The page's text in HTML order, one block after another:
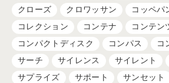
クローズ
クロワッサン コッペパ
コレクション
コンテナ
コンテン
コンパクトディスク
コンパス
コ
サーチ
サイレンス サイレント
サプライズ
サポート サンセット